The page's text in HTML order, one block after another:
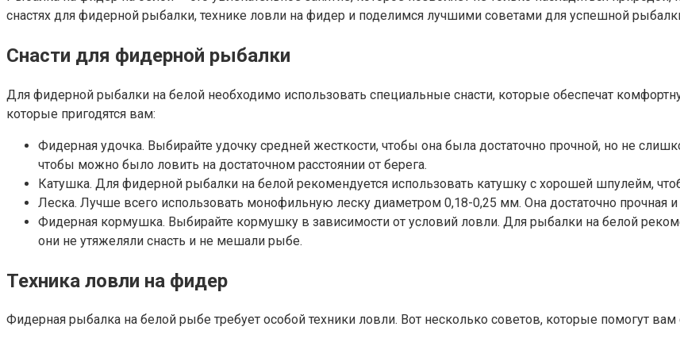
снастях для фидерной рыбалки, технике ловли на фидер и поделимся лучшими советами для успешной
Снасти для фидерной рыбалки
Для фидерной рыбалки на белой необходимо использовать специальные снасти, которые обеспечат
которые пригодятся вам:
Фидерная удочка. Выбирайте удочку средней жесткости, чтобы она была достаточно прочной, но не
чтобы можно было ловить на достаточном расстоянии от берега.
Катушка. Для фидерной рыбалки на белой рекомендуется использовать катушку с хорошей шпулейм,
Леска. Лучше всего использовать монофильную леску диаметром 0,18-0,25 мм. Она достаточно прочная
Фидерная кормушка. Выбирайте кормушку в зависимости от условий ловли. Для рыбалки на белой
они не утяжеляли снасть и не мешали рыбе.
Техника ловли на фидер
Фидерная рыбалка на белой рыбе требует особой техники ловли. Вот несколько советов, которые помогут